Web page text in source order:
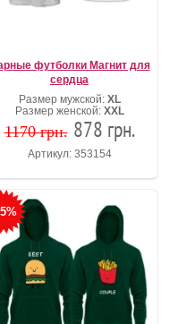
футболки Магнит для
сердца
Размер мужской: XL
Размер женской: XXL
1170 грн. 878 грн.
Артикул: 353154